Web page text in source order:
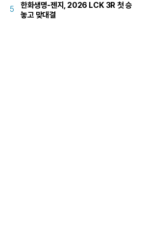
5
한화생명-젠지, 2026 LCK 3R 첫 승
놓고 맞대결